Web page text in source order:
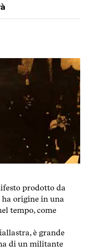
prodotto da
ha origine in una
tempo, come
è grande
di un militante